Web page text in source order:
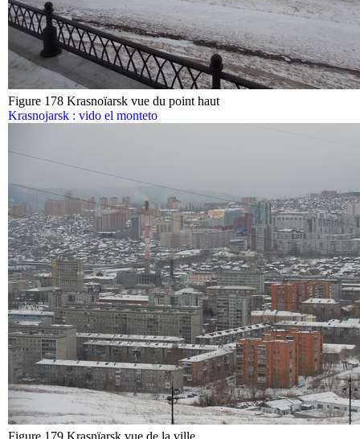
Figure 178 Krasnoïarsk vue du point haut
Krasnojarsk : vido el monteto
Figure 179 Krasnïarsk vue de la ville